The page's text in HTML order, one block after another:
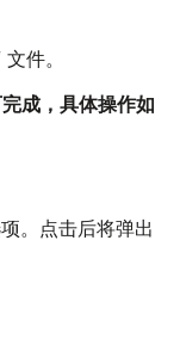
件。
成，具体操作如
。点击后将弹出